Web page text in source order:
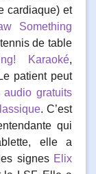
cardiaque) et
Something
de table
Karaoké,
patient peut
audio gratuits
. C’est
qui
elle a
signes Elix